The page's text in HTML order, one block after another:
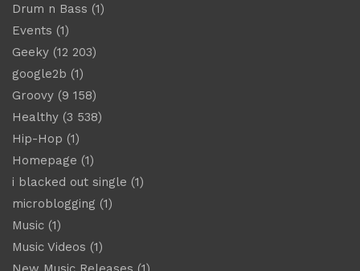
Drum n Bass (1)
Events (1)
Geeky (12 203)
google2b (1)
Groovy (9 158)
Healthy (3 538)
Hip-Hop (1)
Homepage (1)
i blacked out single (1)
microblogging (1)
Music (1)
Music Videos (1)